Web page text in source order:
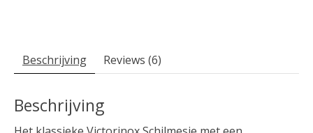
Beschrijving Reviews (6)
Beschrijving